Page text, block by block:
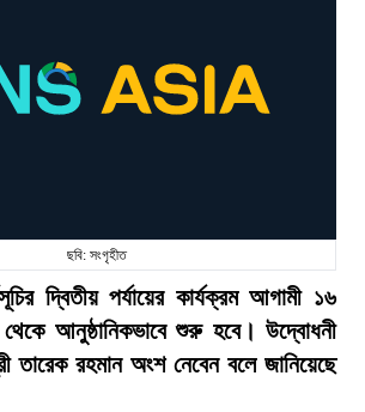
ছবি: সংগৃহীত
দ্বিতীয় পর্যায়ের কার্যক্রম আগামী ১৬
আনুষ্ঠানিকভাবে শুরু হবে। উদ্বোধনী
তারেক রহমান অংশ নেবেন বলে জানিয়েছে